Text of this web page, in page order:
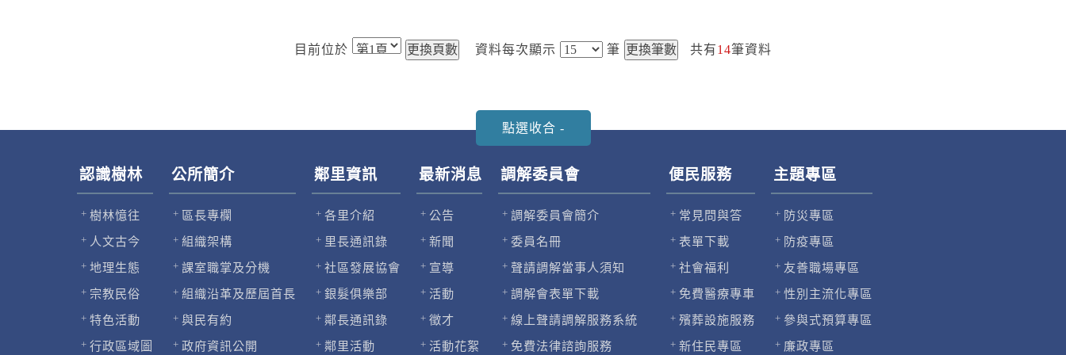
目前位於 資料每次顯示 筆 共有14筆資料
認識樹林
樹林憶往
人文古今
地理生態
宗教民俗
特色活動
行政區域圖
公所簡介
區長專欄
組織架構
課室職掌及分機
組織沿革及歷屆首長
與民有約
政府資訊公開
鄰里資訊
各里介紹
里長通訊錄
社區發展協會
銀髮俱樂部
鄰長通訊錄
鄰里活動
最新消息
公告
新聞
宣導
活動
徵才
活動花絮
調解委員會
調解委員會簡介
委員名冊
聲請調解當事人須知
調解會表單下載
線上聲請調解服務系統
免費法律諮詢服務
便民服務
常見問與答
表單下載
社會福利
免費醫療專車
殯葬設施服務
新住民專區
主題專區
防災專區
防疫專區
友善職場專區
性別主流化專區
參與式預算專區
廉政專區